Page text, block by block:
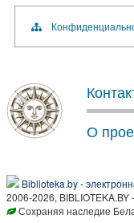
О
Biblioteka.by -
2006-2026,
Сохраняя наследие